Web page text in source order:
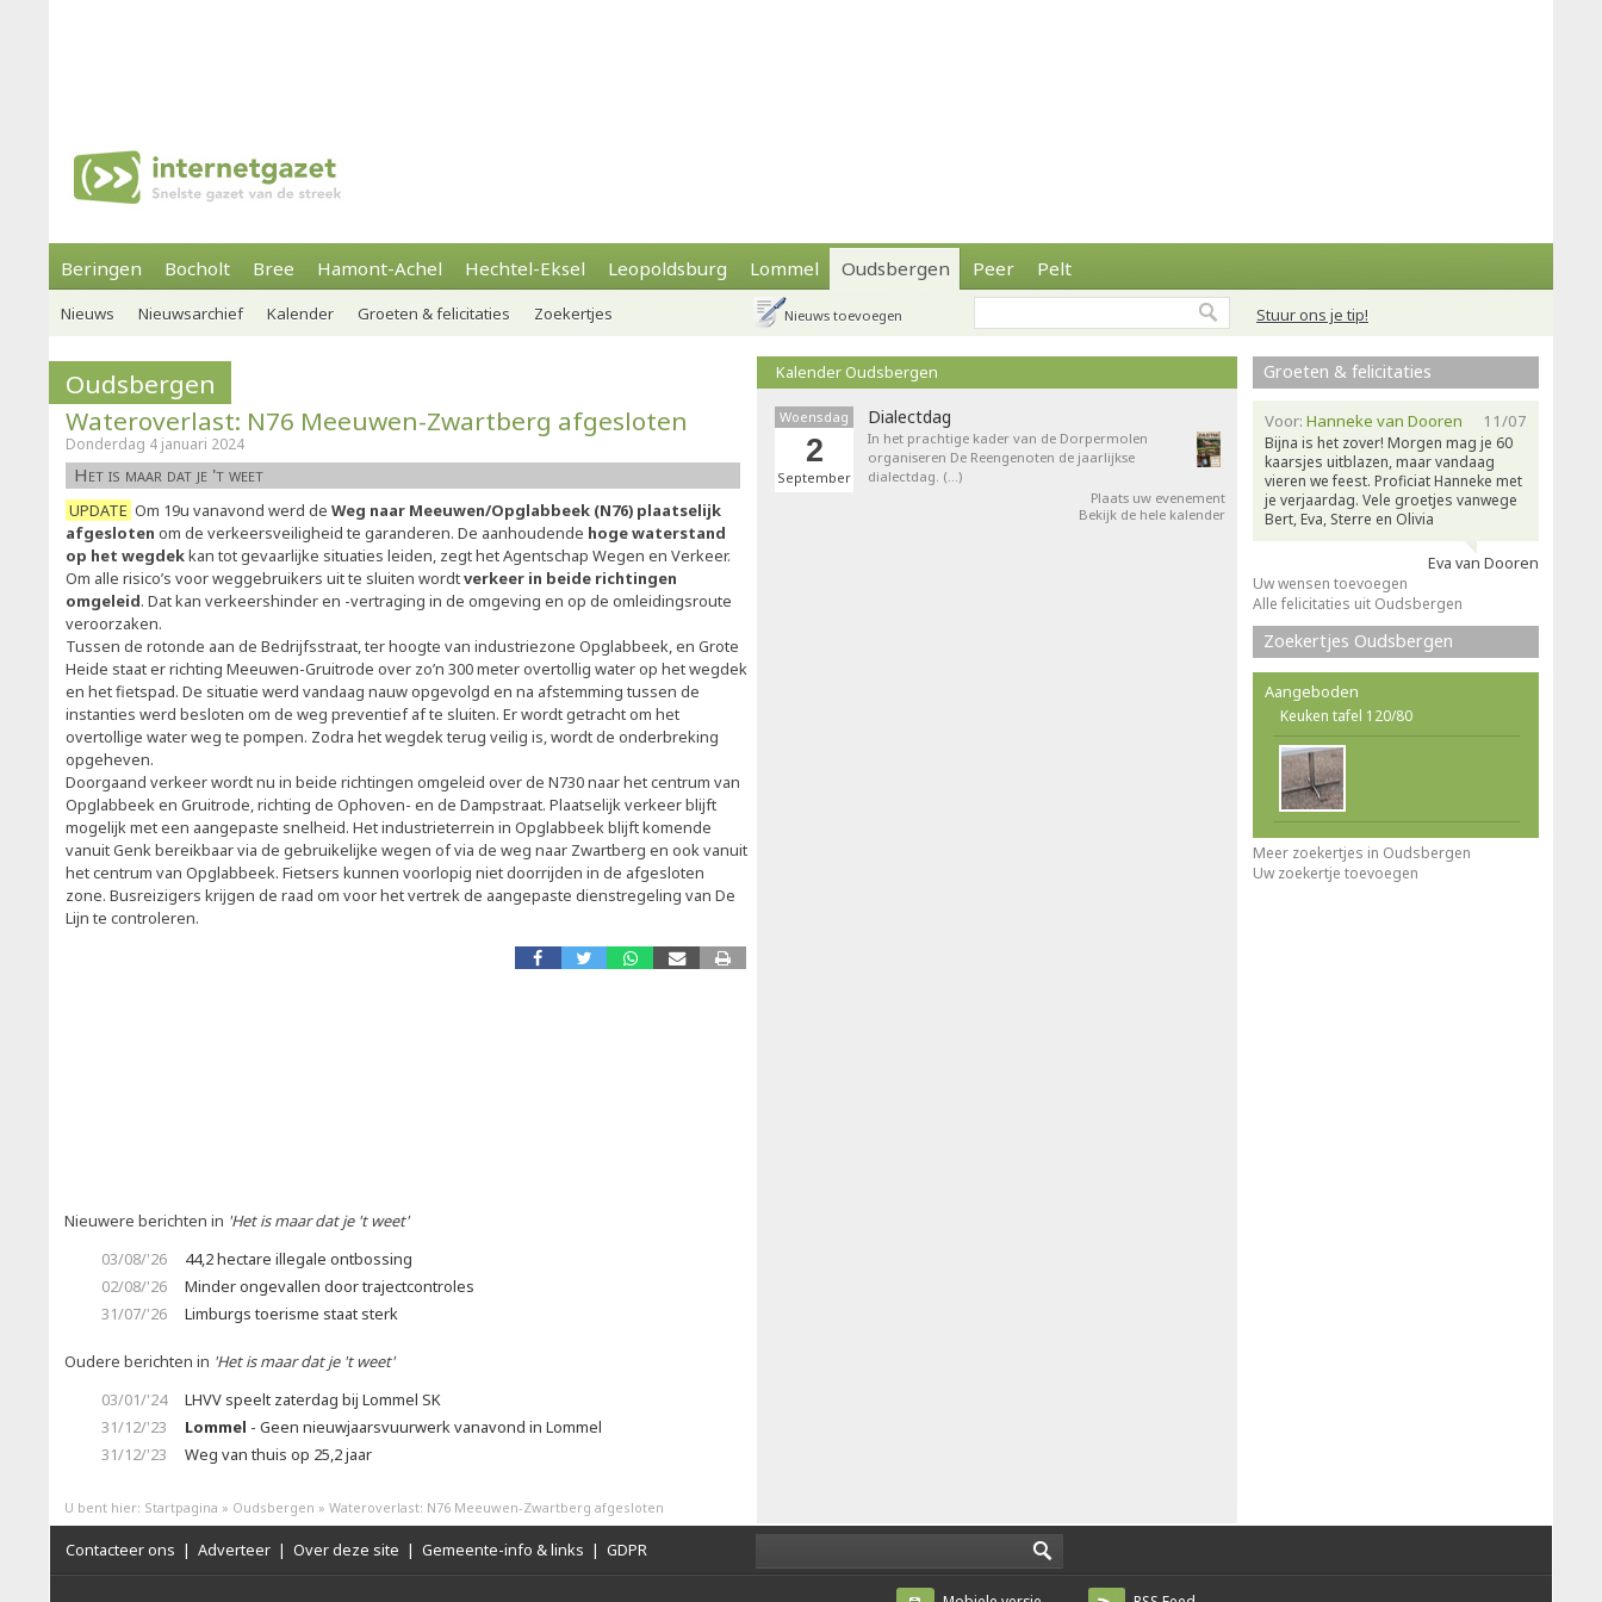
Beringen Bocholt Bree Hamont-Achel Hechtel-Eksel Leopoldsburg Lommel Oudsbergen Peer Pelt
Stuur ons je tip!
Nieuws Nieuwsarchief Kalender Groeten & felicitaties Zoekertjes Nieuws toevoegen
Oudsbergen
Wateroverlast: N76 Meeuwen-Zwartberg afgesloten
Donderdag 4 januari 2024
Het is maar dat je 't weet
UPDATE Om 19u vanavond werd de Weg naar Meeuwen/Opglabbeek (N76) plaatselijk
afgesloten om de verkeersveiligheid te garanderen. De aanhoudende hoge waterstand
op het wegdekkan tot gevaarlijke situaties leiden, zegt het Agentschap Wegen en Verkeer.
Om alle risico’s voor weggebruikers uit te sluiten wordtverkeer in beide richtingen
omgeleid. Dat kan verkeershinder en -vertraging in de omgeving en op de omleidingsroute
veroorzaken.
Tussen de rotonde aan de Bedrijfsstraat, ter hoogte van industriezone Opglabbeek, en Grote
Heide staat er richting Meeuwen-Gruitrode over zo’n 300 meter overtollig water op het wegdek
en het fietspad. De situatie werd vandaag nauw opgevolgd en na afstemming tussen de
instanties werd besloten om de weg preventief af te sluiten. Er wordt getracht om het
overtollige water weg te pompen. Zodra het wegdek terug veilig is, wordt de onderbreking
opgeheven.
Doorgaand verkeer wordt nu in beide richtingen omgeleid over de N730 naar het centrum van
Opglabbeek en Gruitrode, richting de Ophoven- en de Dampstraat. Plaatselijk verkeer blijft
mogelijk met een aangepaste snelheid. Het industrieterrein in Opglabbeek blijft komende
vanuit Genk bereikbaar via de gebruikelijke wegen of via de weg naar Zwartberg en ook vanuit
het centrum van Opglabbeek. Fietsers kunnen voorlopig niet doorrijden in de afgesloten
zone. Busreizigers krijgen de raad om voor het vertrek de aangepaste dienstregeling van De
Lijn te controleren.
Nieuwere berichten in 'Het is maar dat je 't weet'
03/08/'26
44,2 hectare illegale ontbossing
02/08/'26
Minder ongevallen door trajectcontroles
31/07/'26
Limburgs toerisme staat sterk
Oudere berichten in 'Het is maar dat je 't weet'
03/01/'24
LHVV speelt zaterdag bij Lommel SK
31/12/'23
Lommel - Geen nieuwjaarsvuurwerk vanavond in Lommel
31/12/'23
Weg van thuis op 25,2 jaar
Kalender Oudsbergen
Woensdag
2
September
Dialectdag
In het prachtige kader van de Dorpermolen
organiseren De Reengenoten de jaarlijkse
dialectdag. (…)
Plaats uw evenement
Bekijk de hele kalender
Groeten & felicitaties
11/07
Voor: Hanneke van Dooren
Bijna is het zover! Morgen mag je 60
kaarsjes uitblazen, maar vandaag
vieren we feest. Proficiat Hanneke met
je verjaardag. Vele groetjes vanwege
Bert, Eva, Sterre en Olivia
Eva van Dooren
Uw wensen toevoegen
Alle felicitaties uit Oudsbergen
Zoekertjes Oudsbergen
Aangeboden
Keuken tafel 120/80
Meer zoekertjes in Oudsbergen
Uw zoekertje toevoegen
U bent hier: Startpagina » Oudsbergen » Wateroverlast: N76 Meeuwen-Zwartberg afgesloten
Contacteer ons | Adverteer | Over deze site | Gemeente-info & links | GDPR